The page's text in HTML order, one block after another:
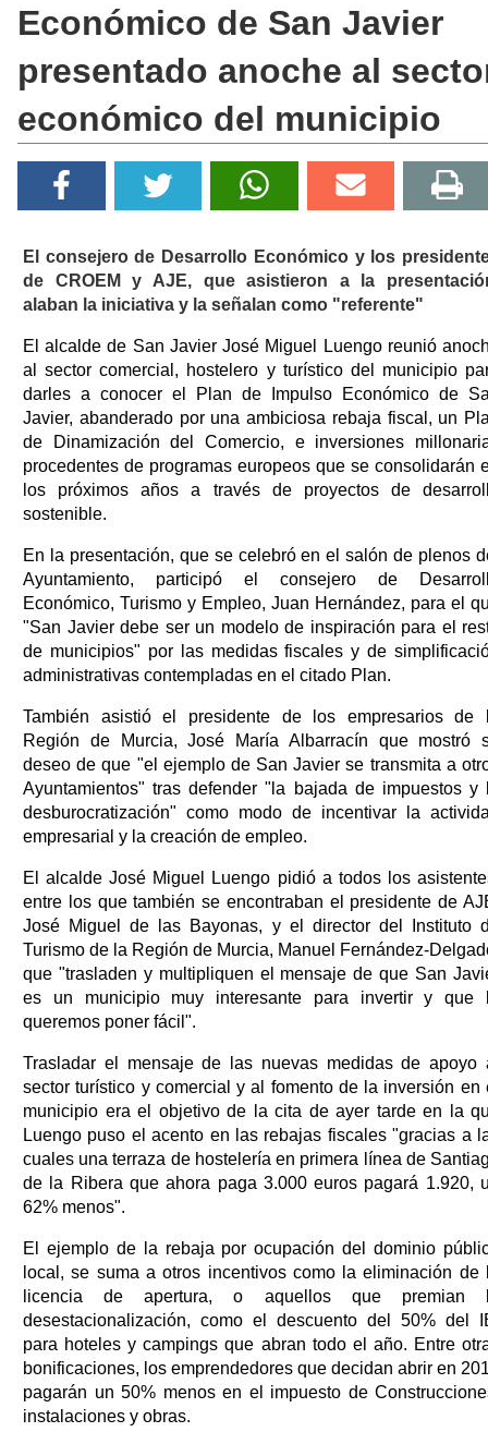
Económico de San Javier
presentado anoche al
económico del municipio
El consejero de Desarrollo Económico y los
de CROEM y AJE, que asistieron a la
alaban la iniciativa y la señalan como "referente"
El alcalde de San Javier José Miguel Luengo reunió
al sector comercial, hostelero y turístico del municipio
darles a conocer el Plan de Impulso Económico de
Javier, abanderado por una ambiciosa rebaja fiscal, un
de Dinamización del Comercio, e inversiones
procedentes de programas europeos que se consolidarán
los próximos años a través de proyectos de
sostenible.
En la presentación, que se celebró en el salón de plenos
Ayuntamiento, participó el consejero de
Económico, Turismo y Empleo, Juan Hernández, para el
"San Javier debe ser un modelo de inspiración para el
de municipios" por las medidas fiscales y de
administrativas contempladas en el citado Plan.
También asistió el presidente de los empresarios de
Región de Murcia, José María Albarracín que mostró
deseo de que "el ejemplo de San Javier se transmita a
Ayuntamientos" tras defender "la bajada de impuestos y
desburocratización" como modo de incentivar la
empresarial y la creación de empleo.
El alcalde José Miguel Luengo pidió a todos los
entre los que también se encontraban el presidente de
José Miguel de las Bayonas, y el director del Instituto
Turismo de la Región de Murcia, Manuel Fernández-
que "trasladen y multipliquen el mensaje de que San
es un municipio muy interesante para invertir y que
queremos poner fácil".
Trasladar el mensaje de las nuevas medidas de apoyo
sector turístico y comercial y al fomento de la inversión en
municipio era el objetivo de la cita de ayer tarde en la
Luengo puso el acento en las rebajas fiscales "gracias a
cuales una terraza de hostelería en primera línea de
de la Ribera que ahora paga 3.000 euros pagará 1.920,
62% menos".
El ejemplo de la rebaja por ocupación del dominio
local, se suma a otros incentivos como la eliminación de
licencia de apertura, o aquellos que premian
desestacionalización, como el descuento del 50% del
para hoteles y campings que abran todo el año. Entre
bonificaciones, los emprendedores que decidan abrir en
pagarán un 50% menos en el impuesto de
instalaciones y obras.